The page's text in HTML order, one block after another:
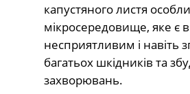
капустяного листя
мікросередовище, яке є
несприятливим і навіть
багатьох шкідників та
захворювань.